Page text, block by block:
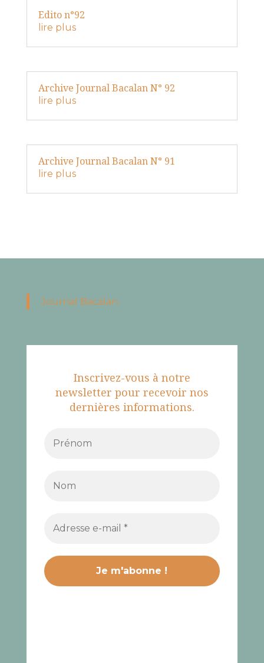
Edito n°92
lire plus
Archive Journal Bacalan N° 92
lire plus
Archive Journal Bacalan N° 91
lire plus
Journal Bacalan
Inscrivez-vous à notre
newsletter pour recevoir nos
dernières informations.